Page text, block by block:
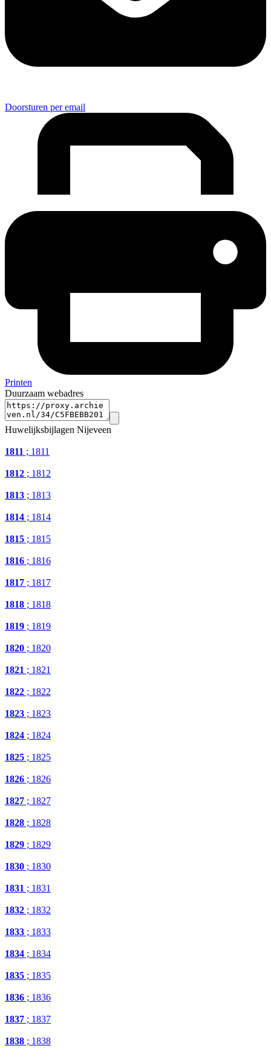
Doorsturen per email
Printen
Duurzaam webadres
Huwelijksbijlagen Nijeveen
1811 ; 1811
1812 ; 1812
1813 ; 1813
1814 ; 1814
1815 ; 1815
1816 ; 1816
1817 ; 1817
1818 ; 1818
1819 ; 1819
1820 ; 1820
1821 ; 1821
1822 ; 1822
1823 ; 1823
1824 ; 1824
1825 ; 1825
1826 ; 1826
1827 ; 1827
1828 ; 1828
1829 ; 1829
1830 ; 1830
1831 ; 1831
1832 ; 1832
1833 ; 1833
1834 ; 1834
1835 ; 1835
1836 ; 1836
1837 ; 1837
1838 ; 1838